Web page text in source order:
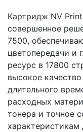
Картридж NV
совершенное
7500,
цветопередачи и
ресурс в 17800
высокое
длительного
расходных
тонера и точное